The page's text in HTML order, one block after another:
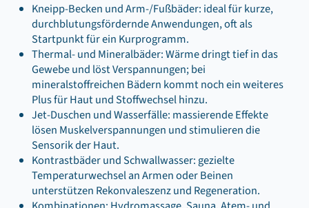
Kneipp-Becken und Arm-/Fußbäder: ideal für kurze,
durchblutungsfördernde Anwendungen, oft als
Startpunkt für ein Kurprogramm.
Thermal- und Mineralbäder: Wärme dringt tief in das
Gewebe und löst Verspannungen; bei
mineralstoffreichen Bädern kommt noch ein weiteres
Plus für Haut und Stoffwechsel hinzu.
Jet-Duschen und Wasserfälle: massierende Effekte
lösen Muskelverspannungen und stimulieren die
Sensorik der Haut.
Kontrastbäder und Schwallwasser: gezielte
Temperaturwechsel an Armen oder Beinen
unterstützen Rekonvaleszenz und Regeneration.